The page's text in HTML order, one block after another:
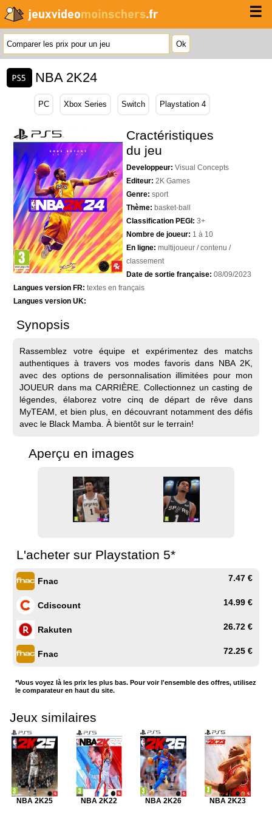
☰
NBA 2K24
PC Xbox Series Switch Playstation 4
Cractéristiques
du jeu
Developpeur: Visual Concepts
Editeur: 2K Games
Genre: sport
Thème: basket-ball
Classification PEGI: 3+
Nombre de joueur: 1 à 10
En ligne: multijoueur / contenu /
classement
Date de sortie française: 08/09/2023
Langues version FR: textes en français
Langues version UK:
Synopsis
Rassemblez votre équipe et expérimentez des matchs
authentiques à travers vos modes favoris dans NBA 2K,
avec des options de personnalisation illimitées pour mon
JOUEUR dans ma CARRIÈRE. Collectionnez un casting de
légendes, élaborez votre cinq de départ de rêve dans
MyTEAM, et bien plus, en découvrant notamment des défis
avec le Black Mamba. À bientôt sur le terrain!
Aperçu en images
L'acheter sur Playstation 5*
Fnac 7.47 €
Cdiscount 14.99 €
Rakuten 26.72 €
Fnac 72.25 €
*Vous voyez là les prix les plus bas. Pour voir l'ensemble des offres, utilisez
le comparateur en haut du site.
Jeux similaires
NBA 2K25 NBA 2K22 NBA 2K26 NBA 2K23